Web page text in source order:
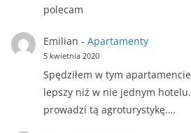
polecam
Emilian - Apartamenty
5 kwietnia 2020
Spędziłem w tym
lepszy niż w nie jednym
prowadzi tą agroturystykę.…